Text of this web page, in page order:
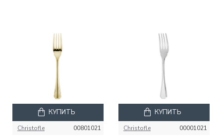
Christofle 00801021
КУПИТЬ
Christofle 00001021
КУПИТЬ